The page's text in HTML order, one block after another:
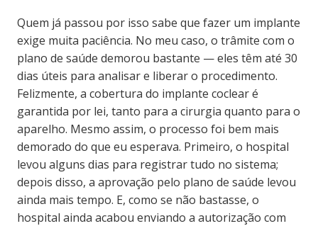
Quem já passou por isso sabe que fazer um implante
exige muita paciência. No meu caso, o trâmite com o
plano de saúde demorou bastante — eles têm até 30
dias úteis para analisar e liberar o procedimento.
Felizmente, a cobertura do implante coclear é
garantida por lei, tanto para a cirurgia quanto para o
aparelho. Mesmo assim, o processo foi bem mais
demorado do que eu esperava. Primeiro, o hospital
levou alguns dias para registrar tudo no sistema;
depois disso, a aprovação pelo plano de saúde levou
ainda mais tempo. E, como se não bastasse, o
hospital ainda acabou enviando a autorização com